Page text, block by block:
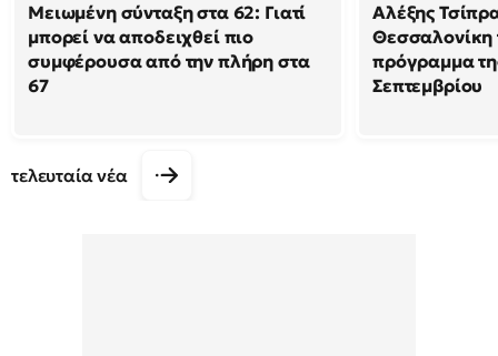
Μειωμένη σύνταξη στα 62: Γιατί
μπορεί να αποδειχθεί πιο
συμφέρουσα από την πλήρη στα
67
Αλέξης
Θεσσαλονίκη
πρόγραμμα
Σεπτεμβρίου
τελευταία νέα